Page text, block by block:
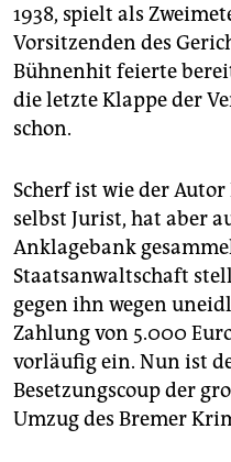
genossenschaft
epaper login
1938, spielt als
Vorsitzenden des
Bühnenhit feierte
die letzte Klappe der
schon.
Scherf ist wie der
selbst Jurist, hat aber
Anklagebank
Staatsanwaltschaft
gegen ihn wegen
Zahlung von 5.000
vorläufig ein. Nun ist
Besetzungscoup der
Umzug des Bremer